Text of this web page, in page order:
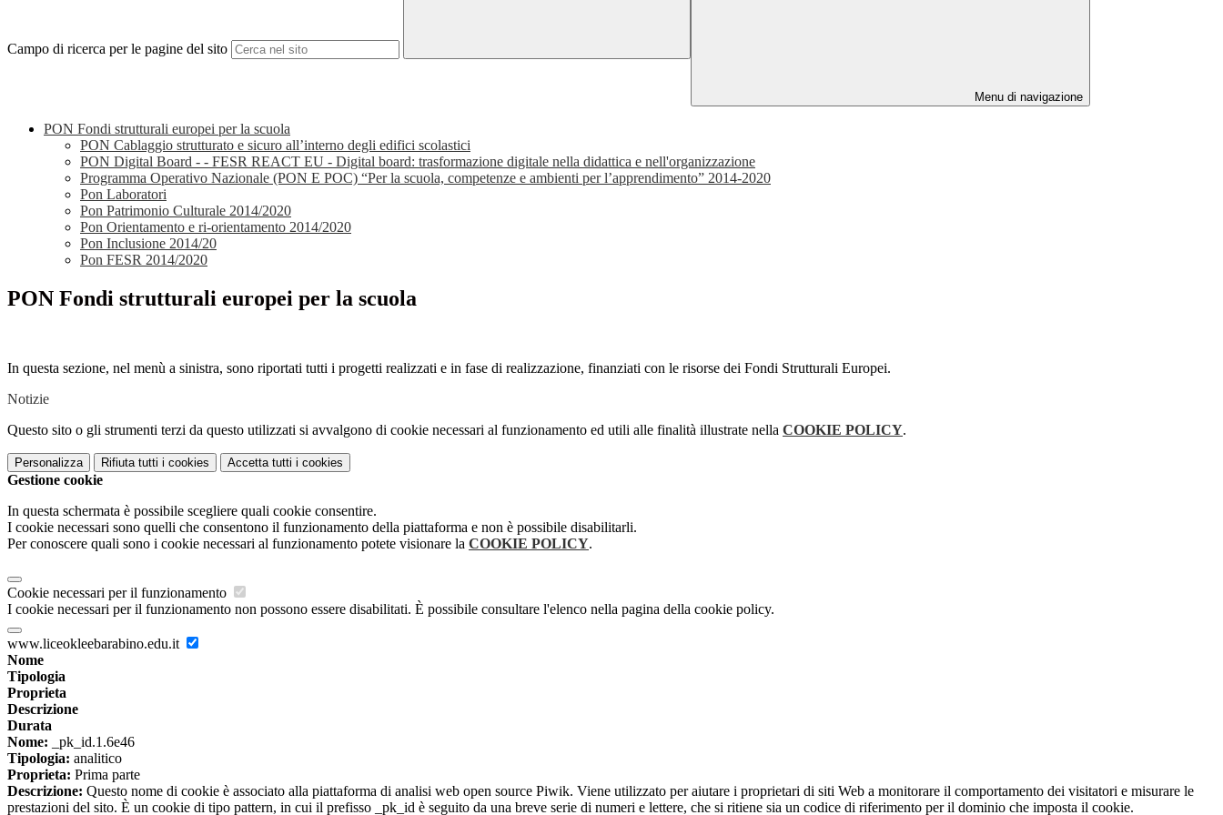
Campo di ricerca per le pagine del sito
Menu di navigazione
PON Fondi strutturali europei per la scuola
PON Cablaggio strutturato e sicuro all’interno degli edifici scolastici
PON Digital Board - - FESR REACT EU - Digital board: trasformazione digitale nella didattica e nell'organizzazione
Programma Operativo Nazionale (PON E POC) “Per la scuola, competenze e ambienti per l’apprendimento” 2014-2020
Pon Laboratori
Pon Patrimonio Culturale 2014/2020
Pon Orientamento e ri-orientamento 2014/2020
Pon Inclusione 2014/20
Pon FESR 2014/2020
PON Fondi strutturali europei per la scuola
In questa sezione, nel menù a sinistra, sono riportati tutti i progetti realizzati e in fase di realizzazione, finanziati con le risorse dei Fondi Strutturali Europei.
Notizie
Questo sito o gli strumenti terzi da questo utilizzati si avvalgono di cookie necessari al funzionamento ed utili alle finalità illustrate nella COOKIE POLICY.
Personalizza Rifiuta tutti i cookies Accetta tutti i cookies
Gestione cookie
In questa schermata è possibile scegliere quali cookie consentire.
I cookie necessari sono quelli che consentono il funzionamento della piattaforma e non è possibile disabilitarli.
Per conoscere quali sono i cookie necessari al funzionamento potete visionare la COOKIE POLICY.
Cookie necessari per il funzionamento
I cookie necessari per il funzionamento non possono essere disabilitati. È possibile consultare l'elenco nella pagina della cookie policy.
www.liceokleebarabino.edu.it
Nome
Tipologia
Proprieta
Descrizione
Durata
Nome: _pk_id.1.6e46
Tipologia: analitico
Proprieta: Prima parte
Descrizione: Questo nome di cookie è associato alla piattaforma di analisi web open source Piwik. Viene utilizzato per aiutare i proprietari di siti Web a monitorare il comportamento dei visitatori e misurare le
prestazioni del sito. È un cookie di tipo pattern, in cui il prefisso _pk_id è seguito da una breve serie di numeri e lettere, che si ritiene sia un codice di riferimento per il dominio che imposta il cookie.